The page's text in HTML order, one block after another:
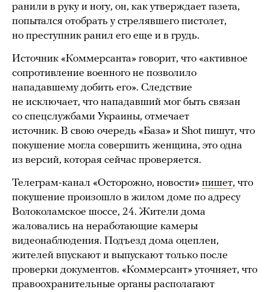
ранили в руку и ногу, он, как утверждает газета,
попытался отобрать у стрелявшего пистолет,
но преступник ранил его еще и в грудь.
Источник «Коммерсанта» говорит, что «активное
сопротивление военного не позволило
нападавшему добить его». Следствие
не исключает, что нападавший мог быть связан
со спецслужбами Украины, отмечает
источник. В свою очередь «База» и Shot пишут, что
покушение могла совершить женщина, это одна
из версий, которая сейчас проверяется.
Телеграм-канал «Осторожно, новости» пишет, что
покушение произошло в жилом доме по адресу
Волоколамское шоссе, 24. Жители дома
жаловались на неработающие камеры
видеонаблюдения. Подъезд дома оцеплен,
жителей впускают и выпускают только после
проверки документов. «Коммерсант» уточняет, что
правоохранительные органы располагают